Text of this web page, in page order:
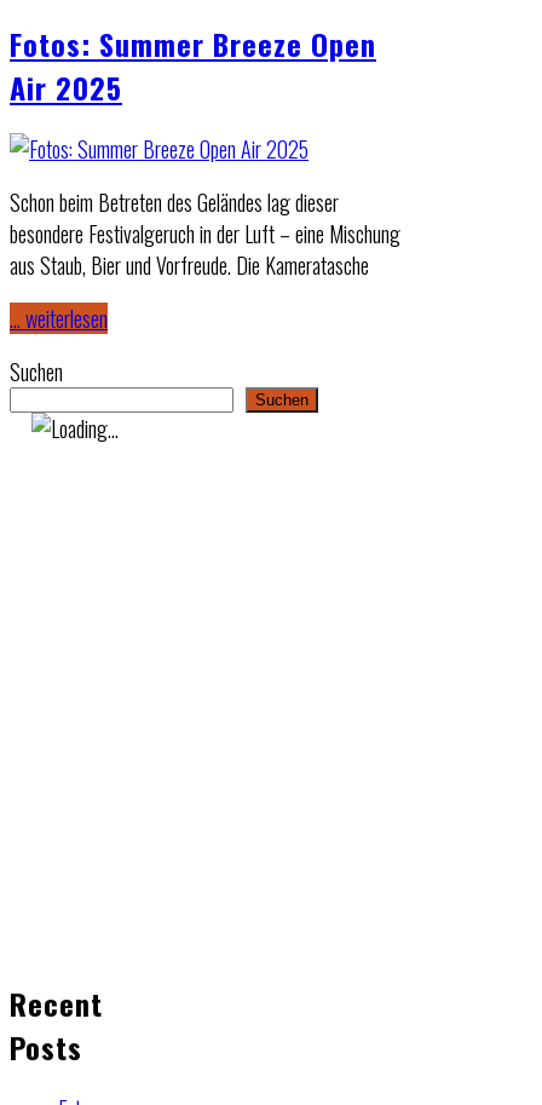
Fotos: Summer Breeze Open
Air 2025
Schon beim Betreten des Geländes lag dieser
besondere Festivalgeruch in der Luft – eine Mischung
aus Staub, Bier und Vorfreude. Die Kameratasche
… weiterlesen
Suchen
Suchen
Recent
Posts